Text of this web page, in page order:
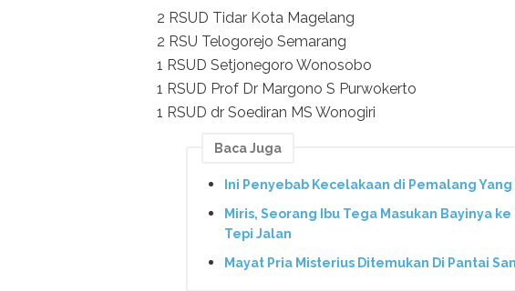
2 RSUD Tidar Kota Magelang
2 RSU Telogorejo Semarang
1 RSUD Setjonegoro Wonosobo
1 RSUD Prof Dr Margono S Purwokerto
1 RSUD dr Soediran MS Wonogiri
Baca Juga
Ini Penyebab Kecelakaan di Pemalang
Miris, Seorang Ibu Tega Masukan Bayinya
Tepi Jalan
Mayat Pria Misterius Ditemukan Di Pantai